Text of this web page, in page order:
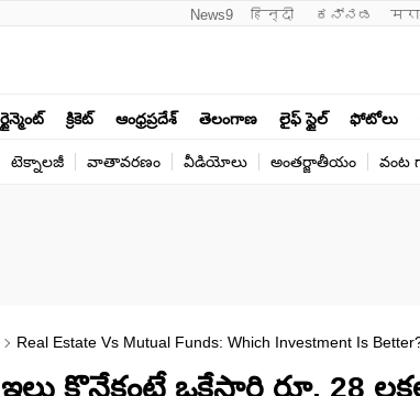
News9 हिन्दी ಕನ್ನಡ
క్రికెట్ ఆంధ్రప్రదేశ్ తెలంగాణ లైఫ్ స్టైల్ ఫోటోలు
టెక్నాలజీ వాతావరణం వీడియోలు అంతర్జాతీయం వంట
Real Estate Vs Mutual Funds: Which Investment Is
కొనేకంటే ఒకేసారి రూ. 28